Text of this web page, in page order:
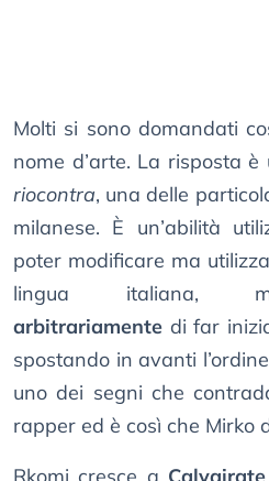
Molti si sono domandati
nome d’arte. La risposta è
riocontra, una delle
milanese. È un’abilità
poter modificare ma
lingua italiana,
arbitrariamente di far
spostando in avanti
uno dei segni che
rapper ed è così che Mirko